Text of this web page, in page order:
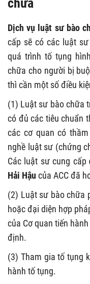
chữa
Dịch vụ luật sư bào
cấp sẽ có các luật
quá trình tố tụng
chữa cho người bị
thì cần một số điều
(1) Luật sư bào chữa
có đủ các tiêu chuẩn
các cơ quan có
nghề luật sư (chứng
Các luật sư cung cấp
Hải Hậu của ACC đã
(2) Luật sư bào chữa
hoặc đại diện hợp
của Cơ quan tiến
định.
(3) Tham gia tố tụng
hành tố tụng.